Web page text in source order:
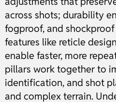
across shots; durability
fogproof, and
features like reticle
enable faster, more
pillars work together to
identification, and shot
and complex terrain.